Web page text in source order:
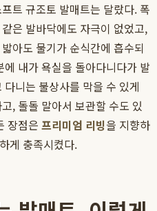
트 규조토 발매트는 달랐다. 폭
은 발바닥에도 자극이 없었고,
아도 물기가 순식간에 흡수되
내가 욕실을 돌아다니다가 발
니는 불상사를 막을 수 있게
, 돌돌 말아서 보관할 수도 있
장점은 프리미엄 리빙을 지향하
게 충족시켰다.